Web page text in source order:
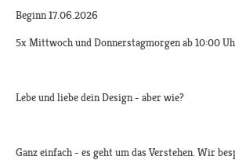
Beginn 17.06.2026
5x Mittwoch und Donnerstagmorgen ab 10:00
Lebe und liebe dein Design - aber wie?
Ganz einfach - es geht um das Verstehen. Wir